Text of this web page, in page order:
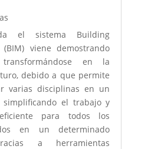
el sistema Building
viene demostrando
en la
debido a que permite
varias disciplinas en un
simplificando el trabajo y
para todos los
en un determinado
a herramientas